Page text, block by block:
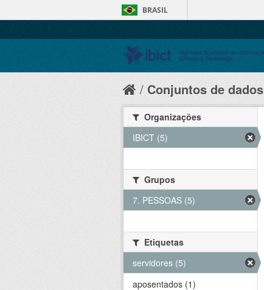
BRASIL
Conjuntos de dados
Organizações
IBICT (5)
Grupos
7. PESSOAS (5)
Etiquetas
servidores (5)
aposentados (1)